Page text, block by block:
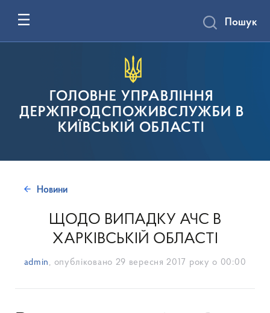
ГОЛОВНЕ УПРАВЛІННЯ
ДЕРЖПРОДСПОЖИВСЛУЖБИ В
КИЇВСЬКІЙ ОБЛАСТІ
Пошук
Новини
ЩОДО ВИПАДКУ АЧС В
ХАРКІВСЬКІЙ ОБЛАСТІ
admin , опубліковано 29 вересня 2017 року о 00:00